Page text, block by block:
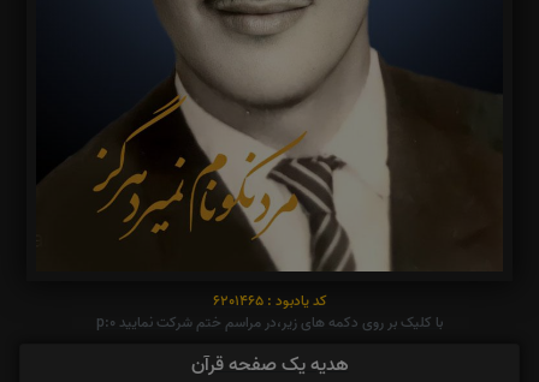
کد یادبود : 6201465
با کلیک بر روی دکمه های زیر،در مراسم ختم شرکت نمایید p:0
هدیه یک صفحه قرآن